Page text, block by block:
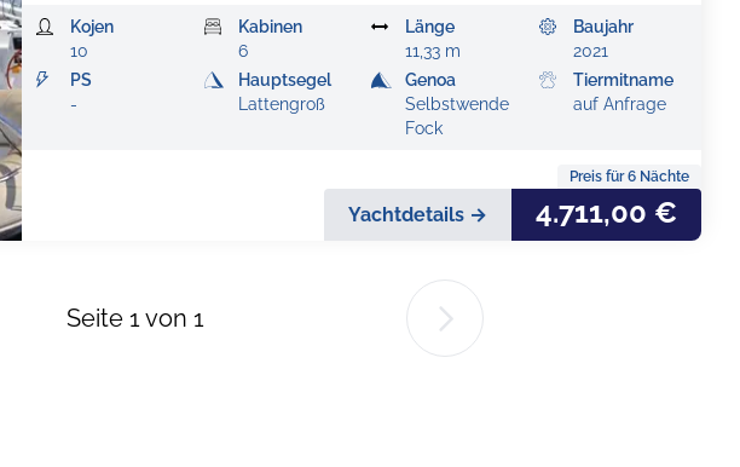
Kojen
10
Kabinen
6
Länge
11,33 m
Baujahr
2021
PS
-
Hauptsegel
Lattengroß
Genoa
Selbstwende
Fock
Tiermitname
auf Anfrage
Preis für 6 Nächte
Yachtdetails → 4.711,00 €
Seite 1von 1